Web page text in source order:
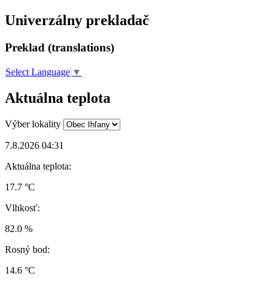
Univerzálny prekladač
Preklad (translations)
Select Language ▼
Aktuálna teplota
Výber lokality
7.8.2026 04:31
Aktuálna teplota:
17.7 °C
Vlhkosť:
82.0 %
Rosný bod:
14.6 °C